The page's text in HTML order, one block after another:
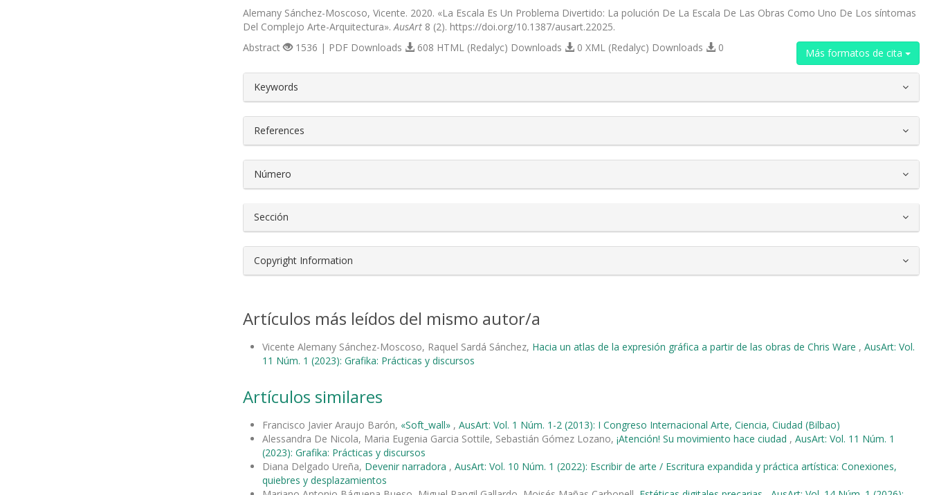
Alemany Sánchez-Moscoso, Vicente. 2020. «La Escala Es Un Problema Divertido: La polución De La Escala De Las Obras Como Uno De Los síntomas
Del Complejo Arte-Arquitectura». AusArt 8 (2). https://doi.org/10.1387/ausart.22025.
Más formatos de cita
Abstract 1536 | PDF Downloads 608 HTML (Redalyc) Downloads 0 XML (Redalyc) Downloads 0
##plugins.themes.bootstrap3.article.details##
Keywords
References
Número
Sección
Copyright Information
Artículos más leídos del mismo autor/a
Vicente Alemany Sánchez-Moscoso, Raquel Sardá Sánchez, Hacia un atlas de la expresión gráfica a partir de las obras de Chris Ware , AusArt: Vol.
11 Núm. 1 (2023): Grafika: Prácticas y discursos
Artículos similares
Francisco Javier Araujo Barón, «Soft_wall» , AusArt: Vol. 1 Núm. 1-2 (2013): I Congreso Internacional Arte, Ciencia, Ciudad (Bilbao)
Alessandra De Nicola, Maria Eugenia Garcia Sottile, Sebastián Gómez Lozano, ¡Atención! Su movimiento hace ciudad , AusArt: Vol. 11 Núm. 1
(2023): Grafika: Prácticas y discursos
Diana Delgado Ureña, Devenir narradora , AusArt: Vol. 10 Núm. 1 (2022): Escribir de arte / Escritura expandida y práctica artística: Conexiones,
quiebres y desplazamientos